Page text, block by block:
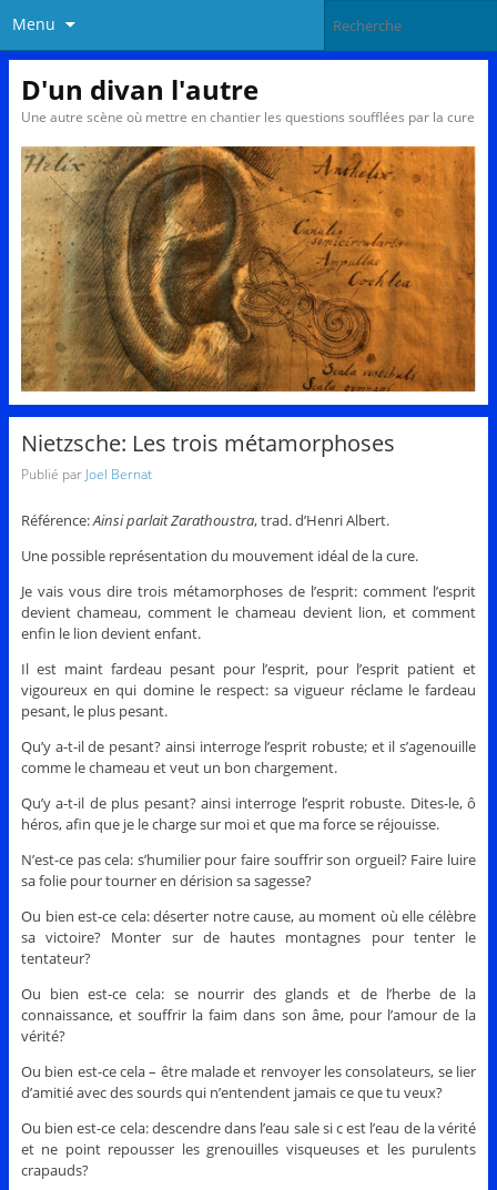
Menu
D'un divan l'autre
Une autre scène où mettre en chantier les questions soufflées par la cure
Nietzsche: Les trois métamorphoses
Publié par Joel Bernat
Référence:Ainsi parlait Zarathoustra, trad. d’Henri Albert.
Une possible représentation du mouvement idéal de la cure.
Je vais vous dire trois métamorphoses de l’esprit: comment l’esprit
devient chameau, comment le chameau devient lion, et comment
enfin le lion devient enfant.
Il est maint fardeau pesant pour l’esprit, pour l’esprit patient et
vigoureux en qui domine le respect: sa vigueur réclame le fardeau
pesant, le plus pesant.
Qu’y a-t-il de pesant? ainsi interroge l’esprit robuste; et il s’agenouille
comme le chameau et veut un bon chargement.
Qu’y a-t-il de plus pesant? ainsi interroge l’esprit robuste. Dites-le, ô
héros, afin que je le charge sur moi et que ma force se réjouisse.
N’est-ce pas cela: s’humilier pour faire souffrir son orgueil? Faire luire
sa folie pour tourner en dérision sa sagesse?
Ou bien est-ce cela: déserter notre cause, au moment où elle célèbre
sa victoire? Monter sur de hautes montagnes pour tenter le
tentateur?
Ou bien est-ce cela: se nourrir des glands et de l’herbe de la
connaissance, et souffrir la faim dans son âme, pour l’amour de la
vérité?
Ou bien est-ce cela – être malade et renvoyer les consolateurs, se lier
d’amitié avec des sourds qui n’entendent jamais ce que tu veux?
Ou bien est-ce cela: descendre dans l’eau sale si c est l’eau de la vérité
et ne point repousser les grenouilles visqueuses et les purulents
crapauds?